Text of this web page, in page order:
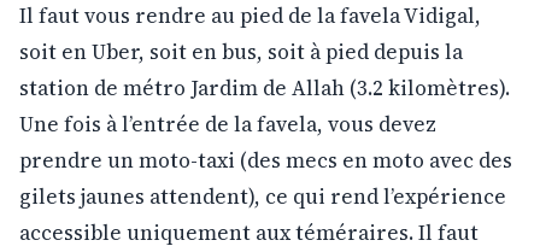
Il faut vous rendre au pied de la favela Vidigal,
soit en Uber, soit en bus, soit à pied depuis la
station de métro Jardim de Allah (3.2 kilomètres).
Une fois à l’entrée de la favela, vous devez
prendre un moto-taxi (des mecs en moto avec des
gilets jaunes attendent), ce qui rend l’expérience
accessible uniquement aux téméraires. Il faut